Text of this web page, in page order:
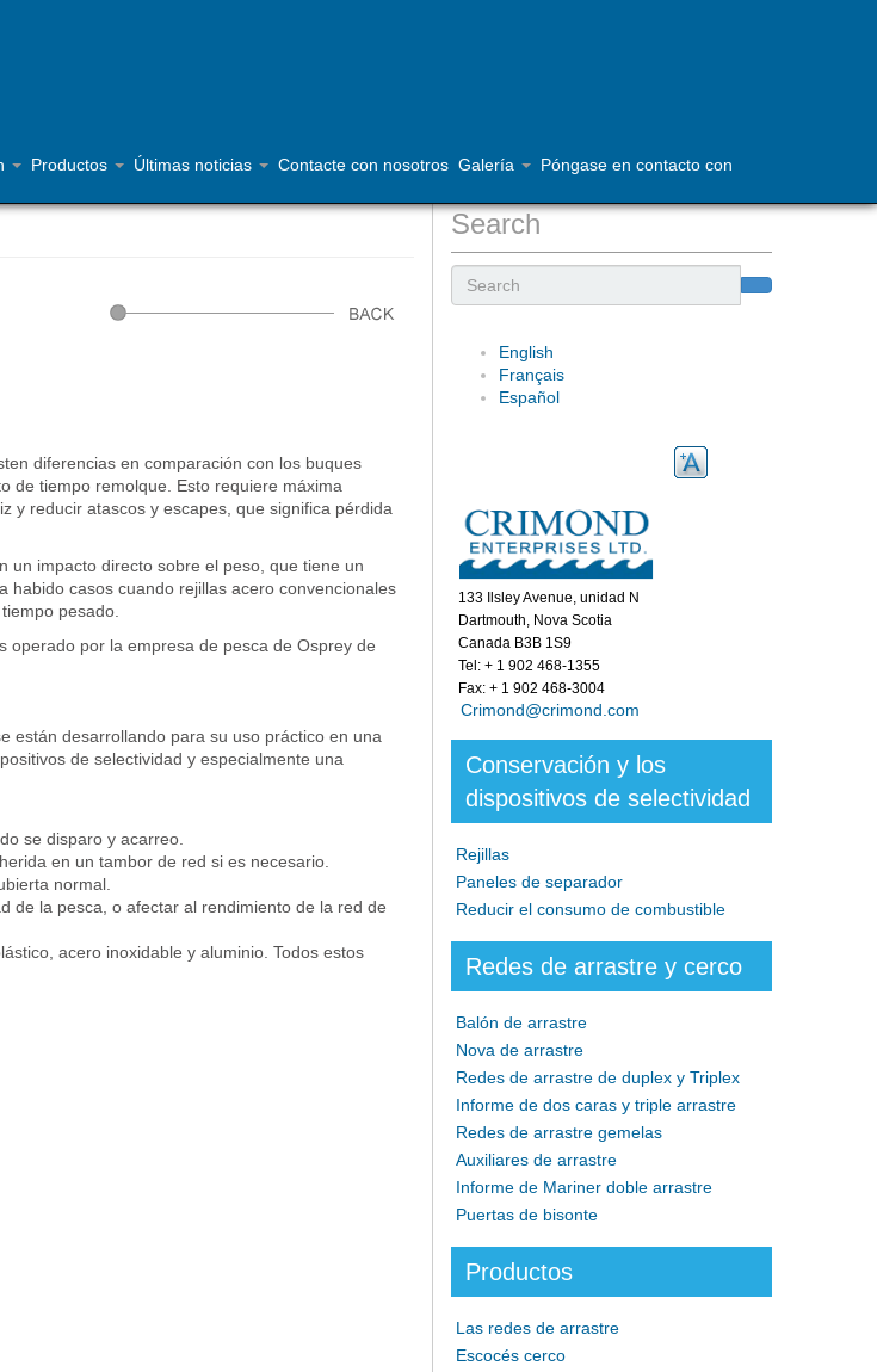
Productos Últimas noticias Contacte con nosotros Galería Póngase en contacto con
diferencias en comparación con los buques
de tiempo remolque. Esto requiere máxima
y reducir atascos y escapes, que significa pérdida
un impacto directo sobre el peso, que tiene un
habido casos cuando rejillas acero convencionales
pesado.
operado por la empresa de pesca de Osprey de
están desarrollando para su uso práctico en una
de selectividad y especialmente una
se disparo y acarreo.
en un tambor de red si es necesario.
normal.
de la pesca, o afectar al rendimiento de la red de
acero inoxidable y aluminio. Todos estos
Search
English
Français
Español
133 Ilsley Avenue, unidad N
Dartmouth, Nova Scotia
Canada B3B 1S9
Tel: + 1 902 468-1355
Fax: + 1 902 468-3004
Crimond@crimond.com
Conservación y los
dispositivos de selectividad
Rejillas
Paneles de separador
Reducir el consumo de combustible
Redes de arrastre y cerco
Balón de arrastre
Nova de arrastre
Redes de arrastre de duplex y Triplex
Informe de dos caras y triple arrastre
Redes de arrastre gemelas
Auxiliares de arrastre
Informe de Mariner doble arrastre
Puertas de bisonte
Productos
Las redes de arrastre
Escocés cerco